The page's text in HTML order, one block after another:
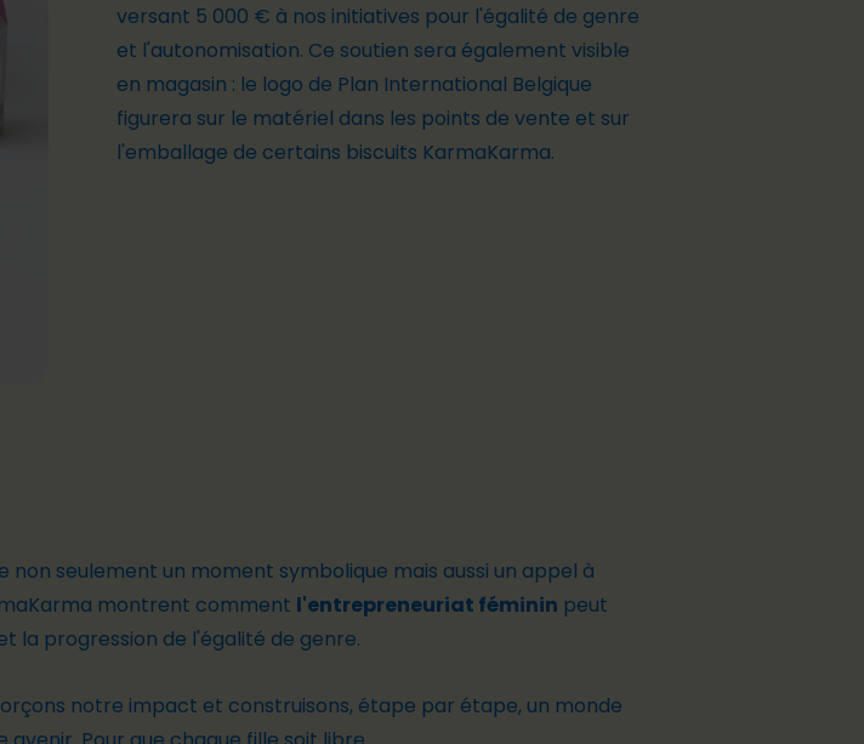
versant 5 000 € à nos initiatives pour l'égalité de genre
et l'autonomisation. Ce soutien sera également visible
en magasin : le logo de Plan International Belgique
figurera sur le matériel dans les points de vente et sur
l'emballage de certains biscuits KarmaKarma.
seulement un moment symbolique mais aussi un appel à
montrent comment l'entrepreneuriat féminin peut
la progression de l'égalité de genre.
notre impact et construisons, étape par étape, un monde